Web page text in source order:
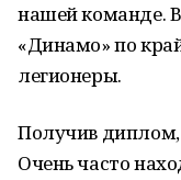
нашей команде.
«Динамо» по
легионеры.
Получив диплом,
Очень часто